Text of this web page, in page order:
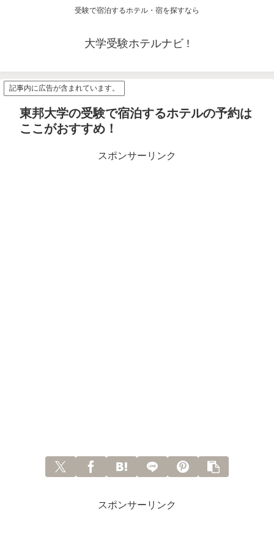
受験で宿泊するホテル・宿を探すなら
大学受験ホテルナビ !
記事内に広告が含まれています。
東邦大学の受験で宿泊するホテルの予約は
ここがおすすめ！
スポンサーリンク
スポンサーリンク